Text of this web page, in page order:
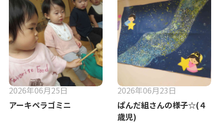
2026年06月25日
アーキペラゴミニ
2026年06月23日
ぱんだ組さんの様子☆(４
歳児)